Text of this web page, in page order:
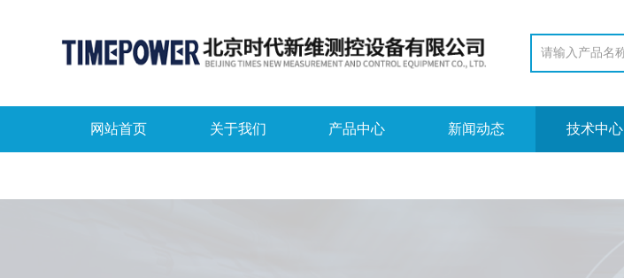
网站首页 关于我们 产品中心 新闻动态 技术中心